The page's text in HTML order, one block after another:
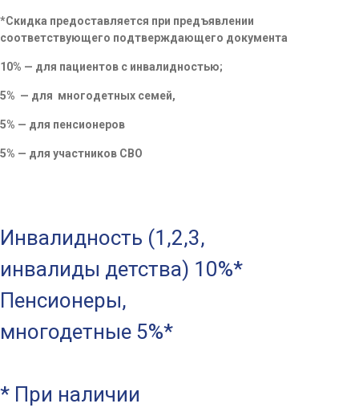
*Скидка предоставляется при предъявлении
соответствующего подтверждающего документа
10% — для пациентов с инвалидностью;
5% — для многодетных семей,
5% — для пенсионеров
5% — для участников СВО
Инвалидность (1,2,3,
инвалиды детства) 10%*
Пенсионеры,
многодетные 5%*
* При наличии